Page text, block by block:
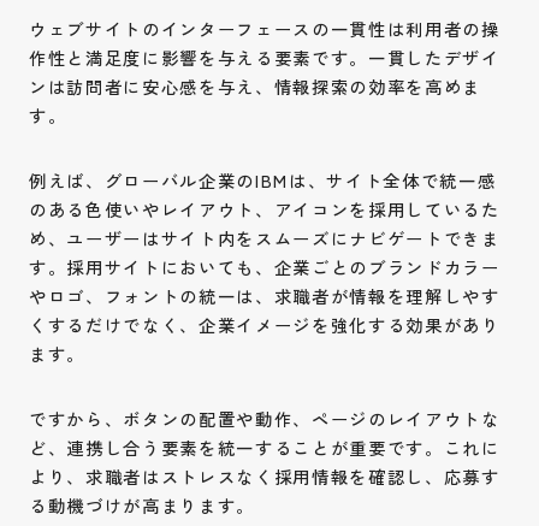
ウェブサイトのインターフェースの一貫性は利用者の操
作性と満足度に影響を与える要素です。一貫したデザイ
ンは訪問者に安心感を与え、情報探索の効率を高めま
す。
例えば、グローバル企業のIBMは、サイト全体で統一感
のある色使いやレイアウト、アイコンを採用しているた
め、ユーザーはサイト内をスムーズにナビゲートできま
す。採用サイトにおいても、企業ごとのブランドカラー
やロゴ、フォントの統一は、求職者が情報を理解しやす
くするだけでなく、企業イメージを強化する効果があり
ます。
ですから、ボタンの配置や動作、ページのレイアウトな
ど、連携し合う要素を統一することが重要です。これに
より、求職者はストレスなく採用情報を確認し、応募す
る動機づけが高まります。